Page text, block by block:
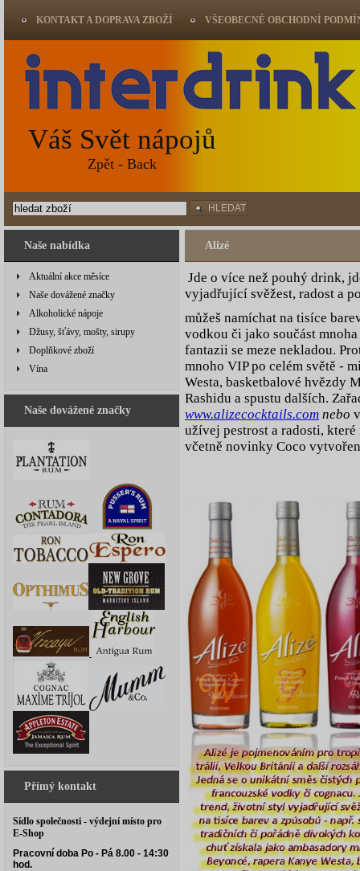
Naše nabídka
Aktuální akce měsíce
Naše dovážené značky
Alkoholické nápoje
Džusy, šťávy, mošty, sirupy
Doplňkové zboží
Vína
Naše dovážené značky
Přímý kontakt
Sídlo společnosti - výdejní místo pro
E-Shop
Pracovní doba Po - Pá 8.00 - 14:30
hod.
Alizé
Jde o více než pouhý drink,
vyjadřující svěžest, radost a
můžeš namíchat na tisíce
vodkou či jako součást
fantazii se meze nekladou.
mnoho VIP po celém světě -
Westa, basketbalové hvězdy
Rashidu a spustu dalších.
www.alizecocktails.com nebo
užívej pestrost a radosti,
včetně novinky Coco
KONTAKT A DOPRAVA ZBOŽÍ VŠEOBECNÉ OBCHODNÍ
Váš Svět nápojů
Zpět - Back
HLEDAT